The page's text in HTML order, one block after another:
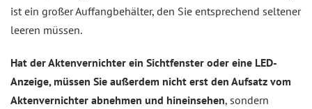
ist ein großer Auffangbehälter, den Sie entsprechend seltener
leeren müssen.
Hat der Aktenvernichter ein Sichtfenster oder eine LED-
Anzeige, müssen Sie außerdem nicht erst den Aufsatz vom
Aktenvernichter abnehmen und hineinsehen, sondern